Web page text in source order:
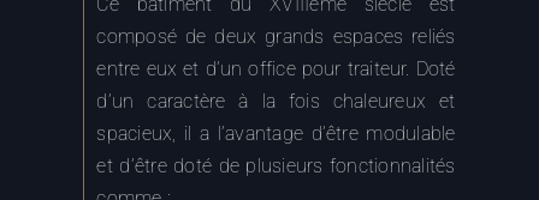
composé de deux grands espaces reliés
entre eux et d’un office pour traiteur. Doté
d’un caractère à la fois chaleureux et
spacieux, il a l’avantage d’être modulable
et d’être doté de plusieurs fonctionnalités
comme :